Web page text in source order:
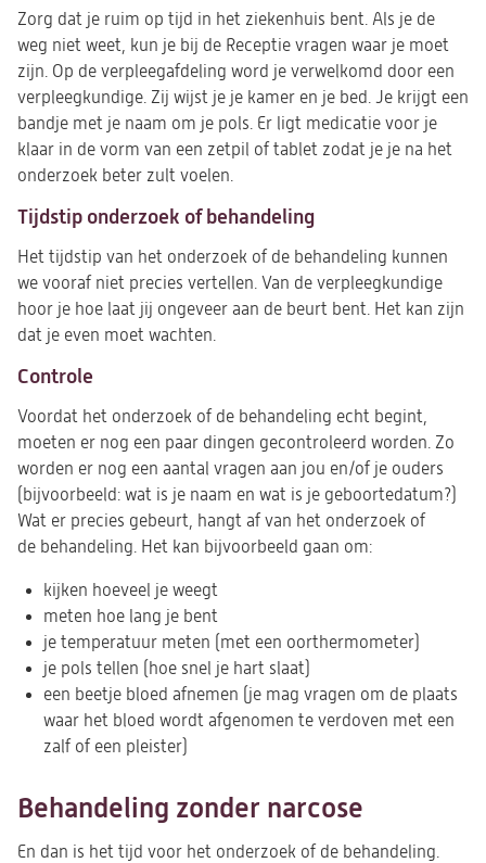
Zorg dat je ruim op tijd in het ziekenhuis bent. Als je de
weg niet weet, kun je bij de Receptie vragen waar je moet
zijn. Op de verpleegafdeling word je verwelkomd door een
verpleegkundige. Zij wijst je je kamer en je bed. Je krijgt een
bandje met je naam om je pols. Er ligt medicatie voor je
klaar in de vorm van een zetpil of tablet zodat je je na het
onderzoek beter zult voelen.
Tijdstip onderzoek of behandeling
Het tijdstip van het onderzoek of de behandeling kunnen
we vooraf niet precies vertellen. Van de verpleegkundige
hoor je hoe laat jij ongeveer aan de beurt bent. Het kan zijn
dat je even moet wachten.
Controle
Voordat het onderzoek of de behandeling echt begint,
moeten er nog een paar dingen gecontroleerd worden. Zo
worden er nog een aantal vragen aan jou en/of je ouders
(bijvoorbeeld: wat is je naam en wat is je geboortedatum?)
Wat er precies gebeurt, hangt af van het onderzoek of
de behandeling. Het kan bijvoorbeeld gaan om:
kijken hoeveel je weegt
meten hoe lang je bent
je temperatuur meten (met een oorthermometer)
je pols tellen (hoe snel je hart slaat)
een beetje bloed afnemen (je mag vragen om de plaats
waar het bloed wordt afgenomen te verdoven met een
zalf of een pleister)
Behandeling zonder narcose
En dan is het tijd voor het onderzoek of de behandeling.